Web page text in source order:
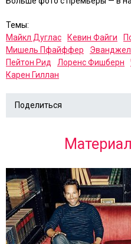
Темы:
Майкл Дуглас
Кевин Файги
Мишель Пфайффер
Пейтон Рид
Лоренс Фишберн
Карен Гиллан
Поделиться